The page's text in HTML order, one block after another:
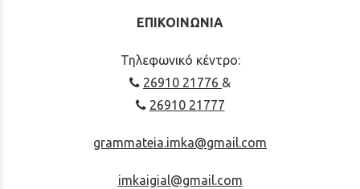
ΕΠΙΚΟΙΝΩΝΙΑ
Τηλεφωνικό κέντρο:
26910 21776 &
26910 21777
grammateia.imka@gmail.com
imkaigial@gmail.com